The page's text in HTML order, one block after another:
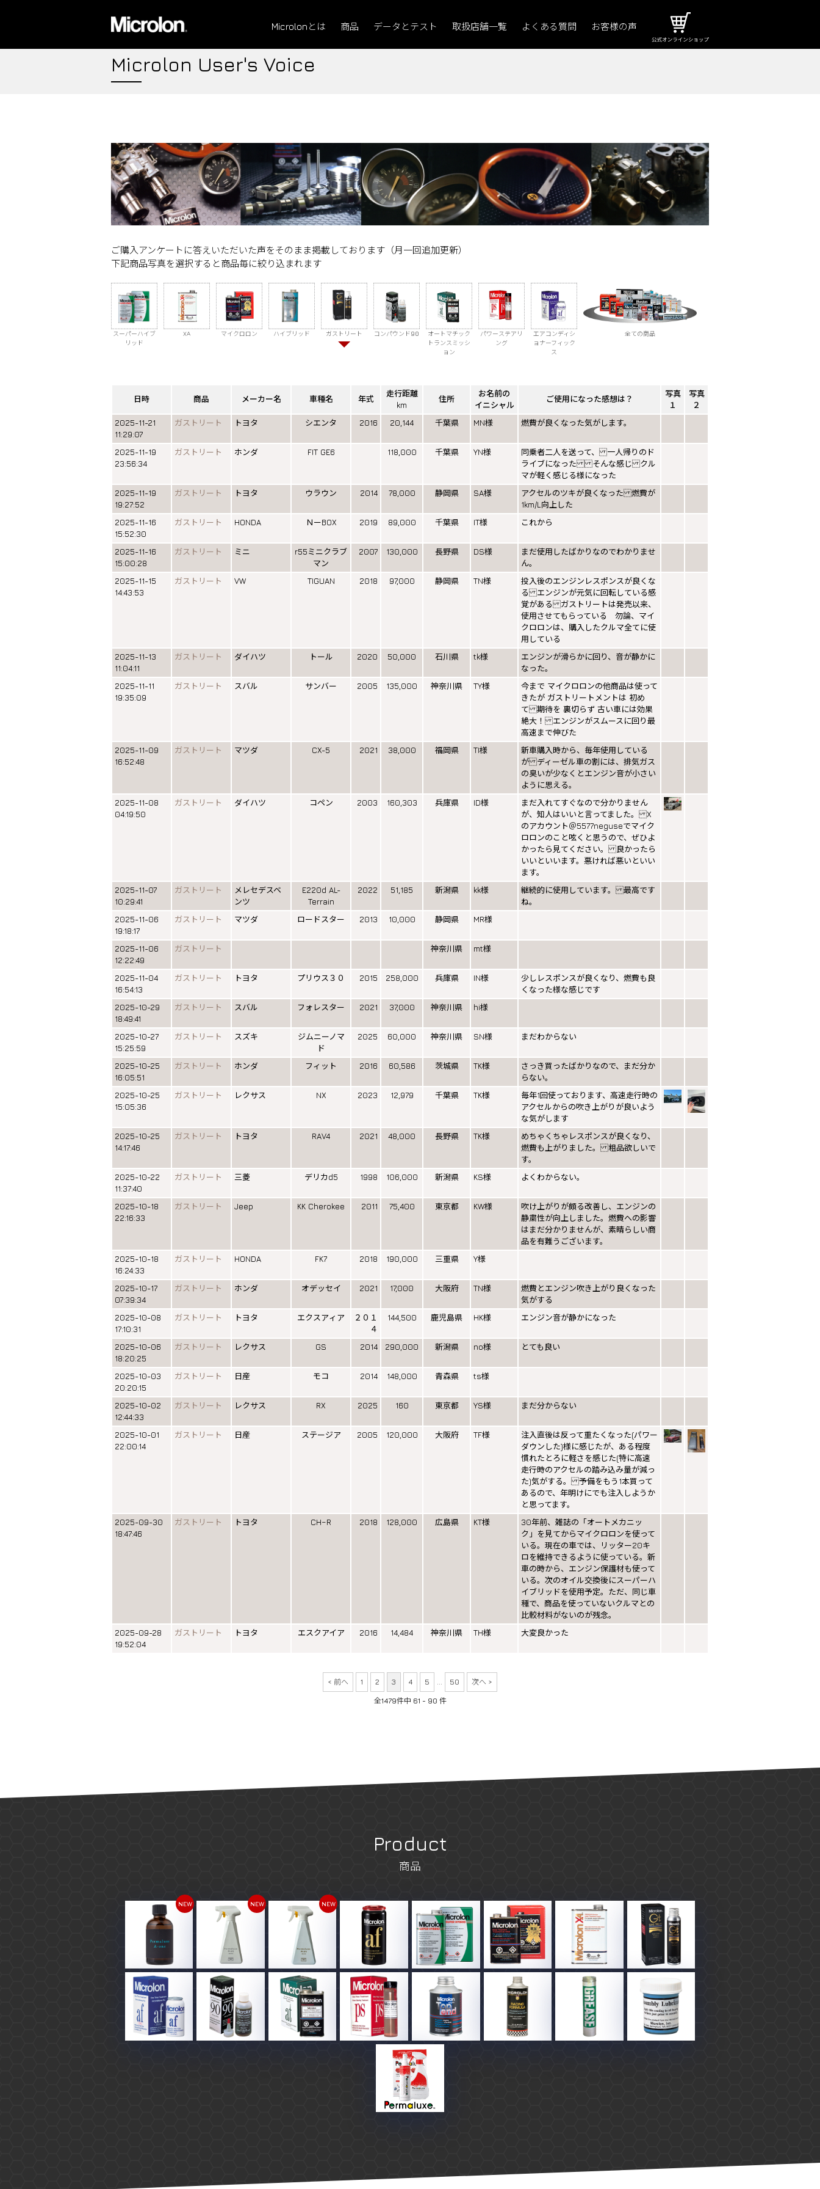
Microlonとは 商品 データとテスト 取扱店舗一覧 よくある質問 お客様の声
Microlon User's Voice
ご購入アンケートに答えいただいた声をそのまま掲載しております（月一回追加更新）
下記商品写真を選択すると商品毎に絞り込まれます
スーパーハイブ
リッド
XA マイクロロン ハイブリッド ガストリート コンパウンド90
オートマチック
トランスミッシ
ョン
パワーステアリ
ング
エアコンディシ
ョナーフィック
ス
全ての商品
日時 商品 メーカー名 車種名 年式
走行距離
km
住所
お名前の
イニシャル
ご使用になった感想は？
写真
１
写真
２
2025-11-21
11:29:07
ガストリート トヨタ シエンタ 2016 20,144 千葉県 MN様 燃費が良くなった気がします。
2025-11-19
23:56:34
ガストリート ホンダ FIT GE6 118,000 千葉県 YN様
同乗者二人を送って、 一人帰りのド
ライブになった そんな感じ クル
マが軽く感じる様になった
2025-11-19
19:27:52
ガストリート トヨタ ウラウン 2014 78,000 静岡県 SA様
アクセルのツキが良くなった 燃費が
1km/L向上した
2025-11-16
15:52:30
ガストリート HONDA ＮーBOX 2019 89,000 千葉県 IT様 これから
2025-11-16
15:00:28
ガストリート ミニ
r55ミニクラブ
マン
2007 130,000 長野県 DS様
まだ使用したばかりなのでわかりませ
ん。
2025-11-15
14:43:53
ガストリート VW TIGUAN 2018 97,000 静岡県 TN様
投入後のエンジンレスポンスが良くな
る エンジンが元気に回転している感
覚がある ガストリートは発売以来、
使用させてもらっている 勿論、マイ
クロロンは、購入したクルマ全てに使
用している
2025-11-13
11:04:11
ガストリート ダイハツ トール 2020 50,000 石川県 tk様
エンジンが滑らかに回り、音が静かに
なった。
2025-11-11
19:35:09
ガストリート スバル サンバー 2005 135,000 神奈川県 TY様
今まで マイクロロンの他商品は使って
きたが ガストリートメントは 初め
て 期待を 裏切らず 古い車には効果
絶大！ エンジンがスムースに回り最
高速まで伸びた
2025-11-09
16:52:48
ガストリート マツダ CX-5 2021 38,000 福岡県 TI様
新車購入時から、毎年使用している
が ディーゼル車の割には、排気ガス
の臭いが少なくとエンジン音が小さい
ように思える。
2025-11-08
04:19:50
ガストリート ダイハツ コペン 2003 160,303 兵庫県 ID様
まだ入れてすぐなので分かりません
が、知人はいいと言ってました。 X
のアカウント＠5577neguseでマイク
ロロンのこと呟くと思うので、ぜひよ
かったら見てください。 良かったら
いいといいます。悪ければ悪いといい
ます。
2025-11-07
10:29:41
ガストリート
メレセデスベ
ンツ
E220d AL-
Terrain
2022 51,185 新潟県 kk様
継続的に使用しています。 最高です
ね。
2025-11-06
19:18:17
ガストリート マツダ ロードスター 2013 10,000 静岡県 MR様
2025-11-06
12:22:49
ガストリート 神奈川県 mt様
2025-11-04
16:54:13
ガストリート トヨタ プリウス３０ 2015 258,000 兵庫県 IN様
少しレスポンスが良くなり、燃費も良
くなった様な感じです
2025-10-29
18:49:41
ガストリート スバル フォレスター 2021 37,000 神奈川県 hi様
2025-10-27
15:25:59
ガストリート スズキ
ジムニーノマ
ド
2025 60,000 神奈川県 SN様 まだわからない
2025-10-25
16:05:51
ガストリート ホンダ フィット 2016 60,586 茨城県 TK様
さっき買ったばかりなので、まだ分か
らない。
2025-10-25
15:05:36
ガストリート レクサス NX 2023 12,979 千葉県 TK様
毎年1回使っております、高速走行時の
アクセルからの吹き上がりが良いよう
な気がします
2025-10-25
14:17:46
ガストリート トヨタ RAV4 2021 48,000 長野県 TK様
めちゃくちゃレスポンスが良くなり、
燃費も上がりました。 粗品欲しいで
す。
2025-10-22
11:37:40
ガストリート 三菱 デリカd5 1998 106,000 新潟県 KS様 よくわからない。
2025-10-18
22:16:33
ガストリート Jeep KK Cherokee 2011 75,400 東京都 KW様
吹け上がりが頗る改善し、エンジンの
静粛性が向上しました。燃費への影響
はまだ分かりませんが、素晴らしい商
品を有難うございます。
2025-10-18
16:24:33
ガストリート HONDA FK7 2018 190,000 三重県 Y様
2025-10-17
07:39:34
ガストリート ホンダ オデッセイ 2021 17,000 大阪府 TN様
燃費とエンジン吹き上がり良くなった
気がする
2025-10-08
17:10:31
ガストリート トヨタ エクスアィア
２０１
４
144,500 鹿児島県 HK様 エンジン音が静かになった
2025-10-06
18:20:25
ガストリート レクサス GS 2014 290,000 新潟県 no様 とても良い
2025-10-03
20:20:15
ガストリート 日産 モコ 2014 148,000 青森県 ts様
2025-10-02
12:44:33
ガストリート レクサス RX 2025 160 東京都 YS様 まだ分からない
2025-10-01
22:00:14
ガストリート 日産 ステージア 2005 120,000 大阪府 TF様
注入直後は反って重たくなった(パワー
ダウンした)様に感じたが、ある程度
慣れたとろに軽さを感じた(特に高速
走行時のアクセルの踏み込み量が減っ
た)気がする。 予備をもう1本買って
あるので、年明けにでも注入しようか
と思ってます。
2025-09-30
18:47:46
ガストリート トヨタ CH−R 2018 128,000 広島県 KT様
30年前、雑誌の「オートメカニッ
ク」を見てからマイクロロンを使って
いる。現在の車では、リッター20キ
ロを維持できるように使っている。新
車の時から、エンジン保護材も使って
いる。次のオイル交換後にスーパーハ
イブリッドを使用予定。ただ、同じ車
種で、商品を使っていないクルマとの
比較材料がないのが残念。
2025-09-28
19:52:04
ガストリート トヨタ エスクアイア 2016 14,484 神奈川県 TH様 大変良かった
< 前へ 1 2 3 4 5 50 次へ >
全1479件中 61 - 90 件
Product
商品